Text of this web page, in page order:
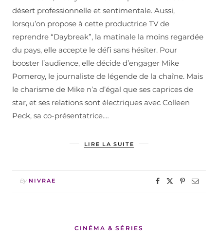
désert professionnelle et sentimentale. Aussi,
lorsqu’on propose à cette productrice TV de
reprendre “Daybreak”, la matinale la moins regardée
du pays, elle accepte le défi sans hésiter. Pour
booster l’audience, elle décide d’engager Mike
Pomeroy, le journaliste de légende de la chaîne. Mais
le charisme de Mike n’a d’égal que ses caprices de
star, et ses relations sont électriques avec Colleen
Peck, sa co-présentatrice.…
LIRE LA SUITE
By NIVRAE
CINÉMA & SÉRIES